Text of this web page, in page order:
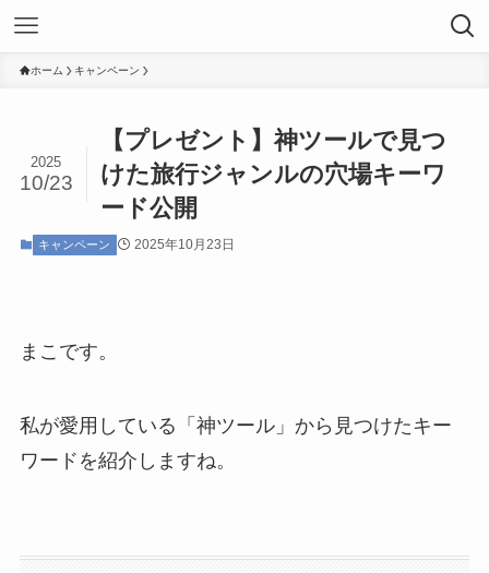
ホーム キャンペーン
【プレゼント】神ツールで見つ
けた旅行ジャンルの穴場キーワ
ード公開
2025
10/23
キャンペーン 2025年10月23日
まこです。
私が愛用している「神ツール」から見つけたキー
ワードを紹介しますね。